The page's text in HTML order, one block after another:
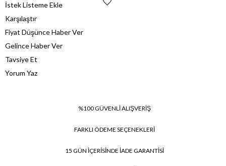
İstek Listeme Ekle
Karşılaştır
Fiyat Düşünce Haber Ver
Gelince Haber Ver
Tavsiye Et
Yorum Yaz
%100 GÜVENLİ ALIŞVERİŞ
FARKLI ÖDEME SEÇENEKLERİ
15 GÜN İÇERİSİNDE İADE GARANTİSİ